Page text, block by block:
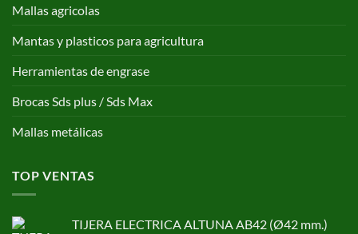
Mallas agricolas
Mantas y plasticos para agricultura
Herramientas de engrase
Brocas Sds plus / Sds Max
Mallas metálicas
TOP VENTAS
TIJERA ELECTRICA ALTUNA AB42 (Ø42 mm.)